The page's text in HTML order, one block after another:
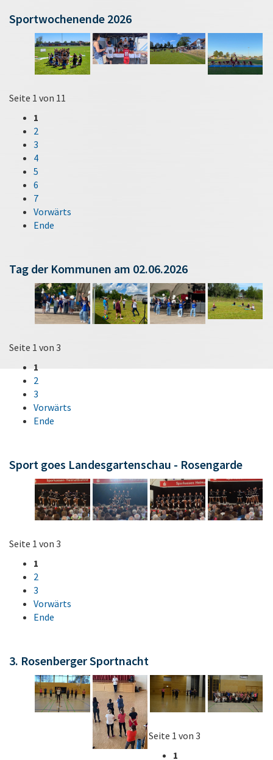
Sportwochenende 2026
Seite 1 von 11
1
2
3
4
5
6
7
Vorwärts
Ende
Tag der Kommunen am 02.06.2026
Seite 1 von 3
1
2
3
Vorwärts
Ende
Sport goes Landesgartenschau - Rosengarde
Seite 1 von 3
1
2
3
Vorwärts
Ende
3. Rosenberger Sportnacht
Seite 1 von 3
1